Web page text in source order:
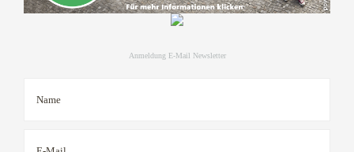
Anmeldung E-Mail Newsletter